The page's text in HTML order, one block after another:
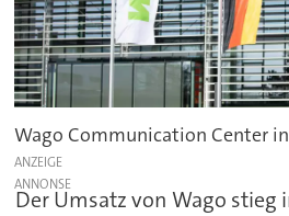
Wago Communication Center
ANZEIGE
Der Umsatz von Wago stieg